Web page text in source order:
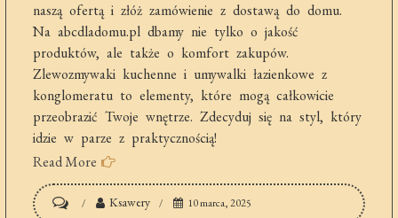
naszą ofertą i złóż zamówienie z dostawą do domu.
Na abcdladomu.pl dbamy nie tylko o jakość
produktów, ale także o komfort zakupów.
Zlewozmywaki kuchenne i umywalki łazienkowe z
konglomeratu to elementy, które mogą całkowicie
przeobrazić Twoje wnętrze. Zdecyduj się na styl, który
idzie w parze z praktycznością!
Read More
Ksawery 10 marca, 2025